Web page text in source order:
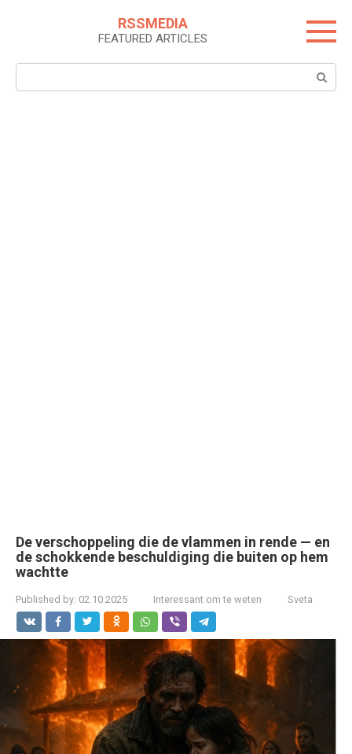
RSSMEDIA
FEATURED ARTICLES
Search:
De verschoppeling die de vlammen in rende — en
de schokkende beschuldiging die buiten op hem
wachtte
Published by: 02.10.2025 Interessant om te weten Sveta